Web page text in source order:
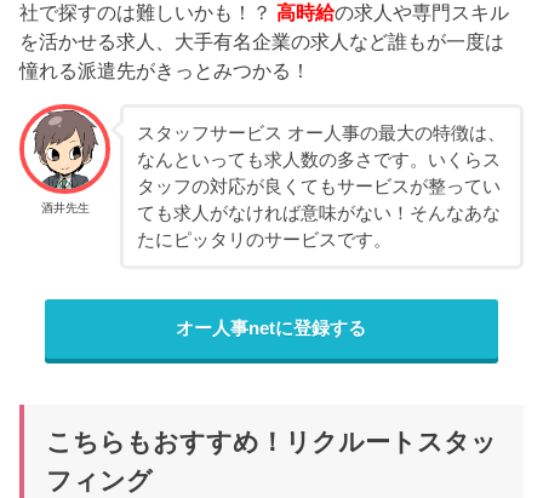
社で探すのは難しいかも！？高時給の求人や専門スキル
を活かせる求人、大手有名企業の求人など誰もが一度は
憧れる派遣先がきっとみつかる！
酒井先生
スタッフサービス オー人事の最大の特徴は、
なんといっても求人数の多さです。いくらス
タッフの対応が良くてもサービスが整ってい
ても求人がなければ意味がない！そんなあな
たにピッタリのサービスです。
オー人事netに登録する
こちらもおすすめ！リクルートスタッ
フィング